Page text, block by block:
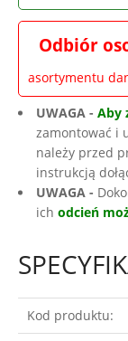
Odbiór
asortymentu
UWAGA - Aby
zamontować i
należy przed
instrukcją
UWAGA -
ich odcień
Kod produktu: